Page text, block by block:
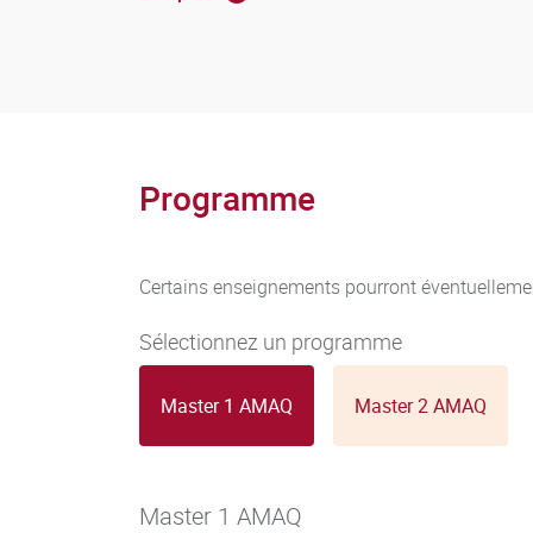
Les absences aux examens ont les
- Absence injustifiée lors d’un contrôle terminal
Programme
Certains enseignements pourront
Sélectionnez un programme
Master 1 AMAQ Master 2 AMAQ
Master 1 AMAQ